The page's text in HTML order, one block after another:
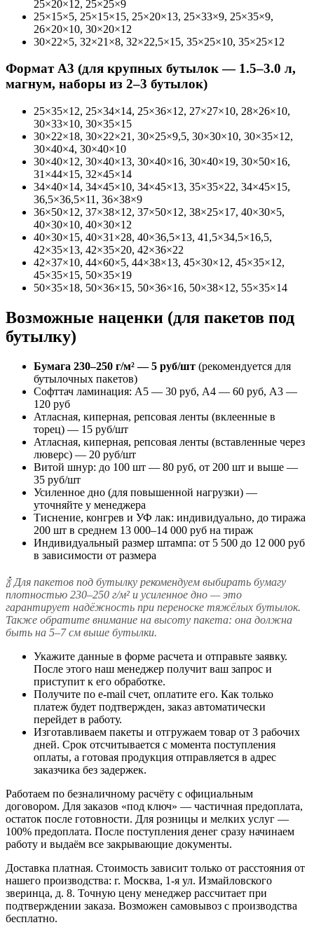
25×20×12, 25×25×9
25×15×5, 25×15×15, 25×20×13, 25×33×9, 25×35×9,
26×20×10, 30×20×12
30×22×5, 32×21×8, 32×22,5×15, 35×25×10, 35×25×12
Формат А3 (для крупных бутылок — 1.5–3.0 л,
магнум, наборы из 2–3 бутылок)
25×35×12, 25×34×14, 25×36×12, 27×27×10, 28×26×10,
30×33×10, 30×35×15
30×22×18, 30×22×21, 30×25×9,5, 30×30×10, 30×35×12,
30×40×4, 30×40×10
30×40×12, 30×40×13, 30×40×16, 30×40×19, 30×50×16,
31×44×15, 32×45×14
34×40×14, 34×45×10, 34×45×13, 35×35×22, 34×45×15,
36,5×36,5×11, 36×38×9
36×50×12, 37×38×12, 37×50×12, 38×25×17, 40×30×5,
40×30×10, 40×30×12
40×30×15, 40×31×28, 40×36,5×13, 41,5×34,5×16,5,
42×35×13, 42×35×20, 42×36×22
42×37×10, 44×60×5, 44×38×13, 45×30×12, 45×35×12,
45×35×15, 50×35×19
50×35×18, 50×36×15, 50×36×16, 50×38×12, 55×35×14
Возможные наценки (для пакетов под
бутылку)
Бумага 230–250 г/м² — 5 руб/шт (рекомендуется для
бутылочных пакетов)
Софттач ламинация: А5 — 30 руб, А4 — 60 руб, А3 —
120 руб
Атласная, киперная, репсовая ленты (вклеенные в
торец) — 15 руб/шт
Атласная, киперная, репсовая ленты (вставленные через
люверс) — 20 руб/шт
Витой шнур: до 100 шт — 80 руб, от 200 шт и выше —
35 руб/шт
Усиленное дно (для повышенной нагрузки) —
уточняйте у менеджера
Тиснение, конгрев и УФ лак: индивидуально, до тиража
200 шт в среднем 13 000–14 000 руб на тираж
Индивидуальный размер штампа: от 5 500 до 12 000 руб
в зависимости от размера
🍾 Для пакетов под бутылку рекомендуем выбирать бумагу
плотностью 230–250 г/м² и усиленное дно — это
гарантирует надёжность при переноске тяжёлых бутылок.
Также обратите внимание на высоту пакета: она должна
быть на 5–7 см выше бутылки.
Укажите данные в форме расчета и отправьте заявку.
После этого наш менеджер получит ваш запрос и
приступит к его обработке.
Получите по e-mail счет, оплатите его. Как только
платеж будет подтвержден, заказ автоматически
перейдет в работу.
Изготавливаем пакеты и отгружаем товар от 3 рабочих
дней. Срок отсчитывается с момента поступления
оплаты, а готовая продукция отправляется в адрес
заказчика без задержек.
Работаем по безналичному расчёту с официальным
договором. Для заказов «под ключ» — частичная предоплата,
остаток после готовности. Для розницы и мелких услуг —
100% предоплата. После поступления денег сразу начинаем
работу и выдаём все закрывающие документы.
Доставка платная. Стоимость зависит только от расстояния от
нашего производства: г. Москва, 1-я ул. Измайловского
зверинца, д. 8. Точную цену менеджер рассчитает при
подтверждении заказа. Возможен самовывоз с производства
бесплатно.